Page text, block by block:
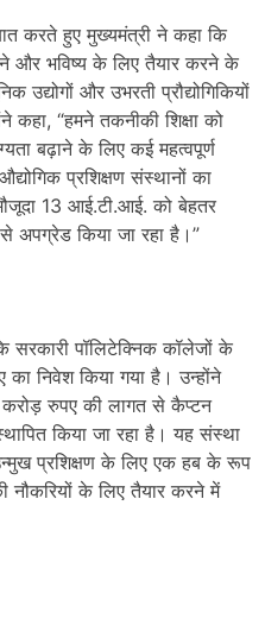
करते हुए मुख्यमंत्री ने कहा कि
और भविष्य के लिए तैयार करने के
और उभरती प्रौद्योगिकियों
कहा, “हमने तकनीकी शिक्षा को
बढ़ाने के लिए कई महत्वपूर्ण
प्रशिक्षण संस्थानों का
13 आई.टी.आई. को बेहतर
अपग्रेड किया जा रहा है।”
सरकारी पॉलिटेक्निक कॉलेजों के
निवेश किया गया है। उन्होंने
रुपए की लागत से कैप्टन
किया जा रहा है। यह संस्था
प्रशिक्षण के लिए एक हब के रूप
नौकरियों के लिए तैयार करने में